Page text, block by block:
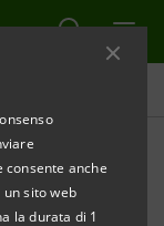
anche
sito web
la durata di 1